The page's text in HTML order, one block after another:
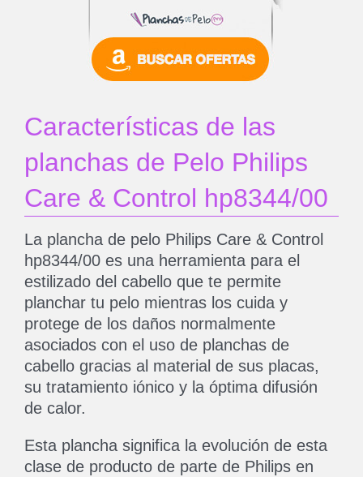
Características de las
planchas de Pelo Philips
Care & Control hp8344/00
La plancha de pelo Philips Care & Control
hp8344/00 es una herramienta para el
estilizado del cabello que te permite
planchar tu pelo mientras los cuida y
protege de los daños normalmente
asociados con el uso de planchas de
cabello gracias al material de sus placas,
su tratamiento iónico y la óptima difusión
de calor.
Esta plancha significa la evolución de esta
clase de producto de parte de Philips en